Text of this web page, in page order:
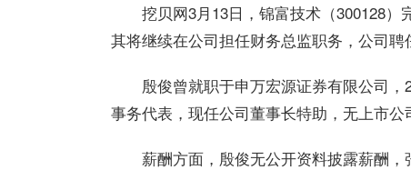
挖贝网3月13日，锦富技术（300128）
其将继续在公司担任财务总监职务，公司聘
殷俊曾就职于申万宏源证券有限公司
事务代表，现任公司董事长特助，无上市公
薪酬方面，殷俊无公开资料披露薪酬